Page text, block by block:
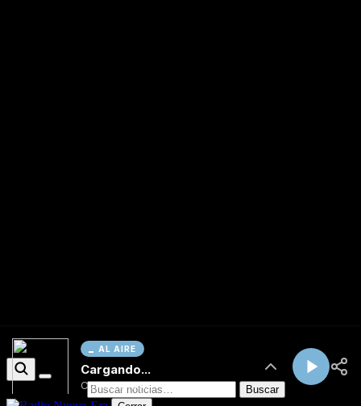
AL AIRE
Cargando...
Conectando...